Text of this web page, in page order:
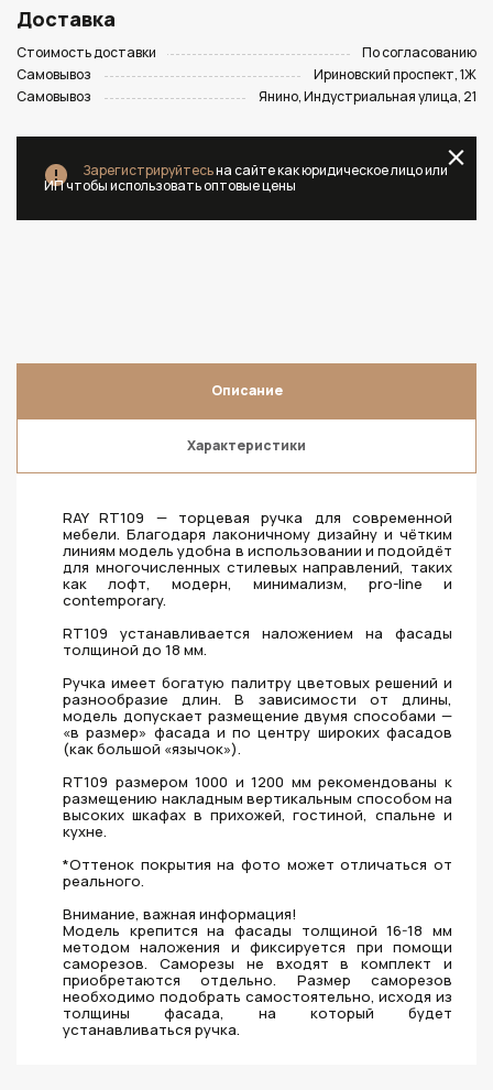
Доставка
Стоимость доставки
По согласованию
Самовывоз
Ириновский проспект, 1Ж
Самовывоз
Янино, Индустриальная улица, 21
Зарегистрируйтесьна сайте как юридическое лицо или
ИП чтобы использовать оптовые цены
Описание
Характеристики
RAY RT109 — торцевая ручка для современной
мебели. Благодаря лаконичному дизайну и чётким
линиям модель удобна в использовании и подойдёт
для многочисленных стилевых направлений, таких
как лофт, модерн, минимализм, pro-line и
contemporary.
RT109 устанавливается наложением на фасады
толщиной до 18 мм.
Ручка имеет богатую палитру цветовых решений и
разнообразие длин. В зависимости от длины,
модель допускает размещение двумя способами —
«в размер» фасада и по центру широких фасадов
(как большой «язычок»).
RT109 размером 1000 и 1200 мм рекомендованы к
размещению накладным вертикальным способом на
высоких шкафах в прихожей, гостиной, спальне и
кухне.
*Оттенок покрытия на фото может отличаться от
реального.
Внимание, важная информация!
Модель крепится на фасады толщиной 16-18 мм
методом наложения и фиксируется при помощи
саморезов. Саморезы не входят в комплект и
приобретаются отдельно. Размер саморезов
необходимо подобрать самостоятельно, исходя из
толщины фасада, на который будет
устанавливаться ручка.